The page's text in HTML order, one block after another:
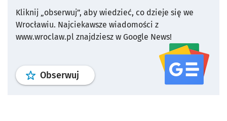
Kliknij „obserwuj”, aby wiedzieć, co dzieje się we
Wrocławiu. Najciekawsze wiadomości z
www.wroclaw.pl znajdziesz w Google News!
Obserwuj profil serwisu